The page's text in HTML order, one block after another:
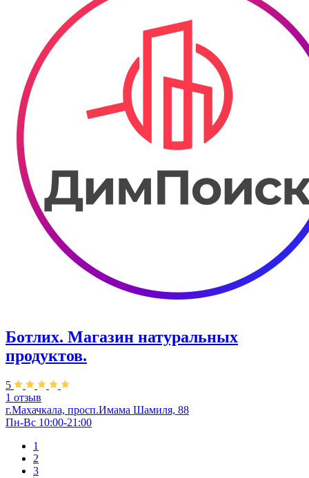
Ботлих. Магазин натуральных
продуктов.
5
1 отзыв
г.Махачкала, просп.Имама Шамиля, 88
Пн-Вс 10:00-21:00
1
2
3